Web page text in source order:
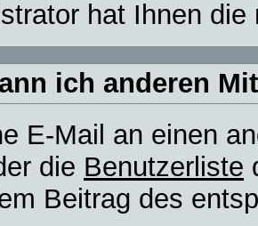
hat Ihnen
ich anderen
E-Mail an einen
die Benutzerliste
Beitrag des